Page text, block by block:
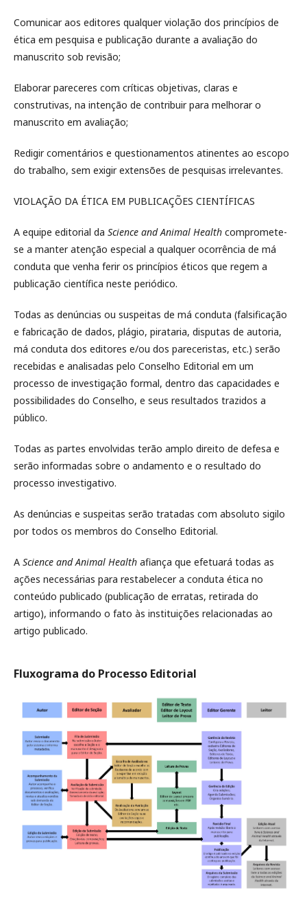
Comunicar aos editores qualquer violação dos princípios de
ética em pesquisa e publicação durante a avaliação do
manuscrito sob revisão;
Elaborar pareceres com críticas objetivas, claras e
construtivas, na intenção de contribuir para melhorar o
manuscrito em avaliação;
Redigir comentários e questionamentos atinentes ao escopo
do trabalho, sem exigir extensões de pesquisas irrelevantes.
VIOLAÇÃO DA ÉTICA EM PUBLICAÇÕES CIENTÍFICAS
A equipe editorial da Science and Animal Health compromete-
se a manter atenção especial a qualquer ocorrência de má
conduta que venha ferir os princípios éticos que regem a
publicação científica neste periódico.
Todas as denúncias ou suspeitas de má conduta (falsificação
e fabricação de dados, plágio, pirataria, disputas de autoria,
má conduta dos editores e/ou dos pareceristas, etc.) serão
recebidas e analisadas pelo Conselho Editorial em um
processo de investigação formal, dentro das capacidades e
possibilidades do Conselho, e seus resultados trazidos a
público.
Todas as partes envolvidas terão amplo direito de defesa e
serão informadas sobre o andamento e o resultado do
processo investigativo.
As denúncias e suspeitas serão tratadas com absoluto sigilo
por todos os membros do Conselho Editorial.
A Science and Animal Health afiança que efetuará todas as
ações necessárias para restabelecer a conduta ética no
conteúdo publicado (publicação de erratas, retirada do
artigo), informando o fato às instituições relacionadas ao
artigo publicado.
Fluxograma do Processo Editorial